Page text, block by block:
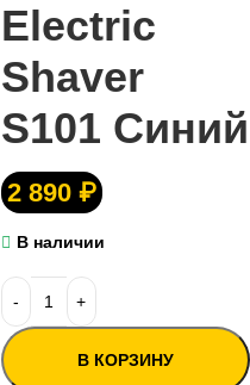
Electric
Shaver
S101 Синий
2 890 ₽
В наличии
В КОРЗИНУ